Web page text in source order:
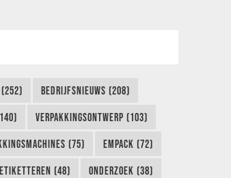
(252) BEDRIJFSNIEUWS (208)
VERPAKKINGSONTWERP (103)
(75) EMPACK (72)
ETIKETTEREN (48) ONDERZOEK (38)